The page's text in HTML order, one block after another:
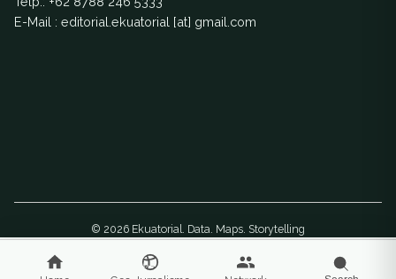
Pengadilan Tipikor
E-Mail : editorial.ekuatorial [at] gmail.com
© 2026 Ekuatorial. Data. Maps. Storytelling